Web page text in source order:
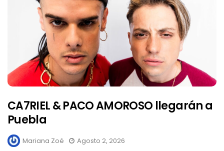
CA7RIEL & PACO AMOROSO llegarán a
Puebla
Mariana Zoé Agosto 2, 2026